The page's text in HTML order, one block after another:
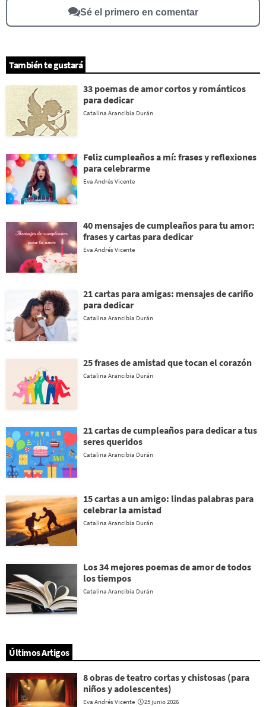
Sé el primero en comentar
También te gustará
33 poemas de amor cortos y románticos
para dedicar
Catalina Arancibia Durán
Feliz cumpleaños a mí: frases y reflexiones
para celebrarme
Eva Andrés Vicente
40 mensajes de cumpleaños para tu amor:
frases y cartas para dedicar
Eva Andrés Vicente
21 cartas para amigas: mensajes de cariño
para dedicar
Catalina Arancibia Durán
25 frases de amistad que tocan el corazón
Catalina Arancibia Durán
21 cartas de cumpleaños para dedicar a tus
seres queridos
Catalina Arancibia Durán
15 cartas a un amigo: lindas palabras para
celebrar la amistad
Catalina Arancibia Durán
Los 34 mejores poemas de amor de todos
los tiempos
Catalina Arancibia Durán
Últimos Artigos
8 obras de teatro cortas y chistosas (para
niños y adolescentes)
Eva Andrés Vicente 25 junio 2026